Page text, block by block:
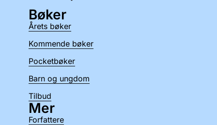
Bøker
Årets bøker
Kommende bøker
Pocketbøker
Barn og ungdom
Tilbud
Mer
Forfattere